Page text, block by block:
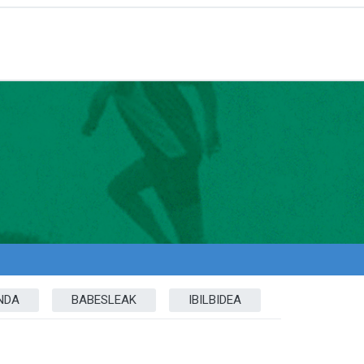
BABESLEAK IBILBIDEA